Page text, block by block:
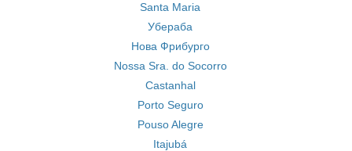
Santa Maria
Убераба
Нова Фрибурго
Nossa Sra. do Socorro
Castanhal
Porto Seguro
Pouso Alegre
Itajubá